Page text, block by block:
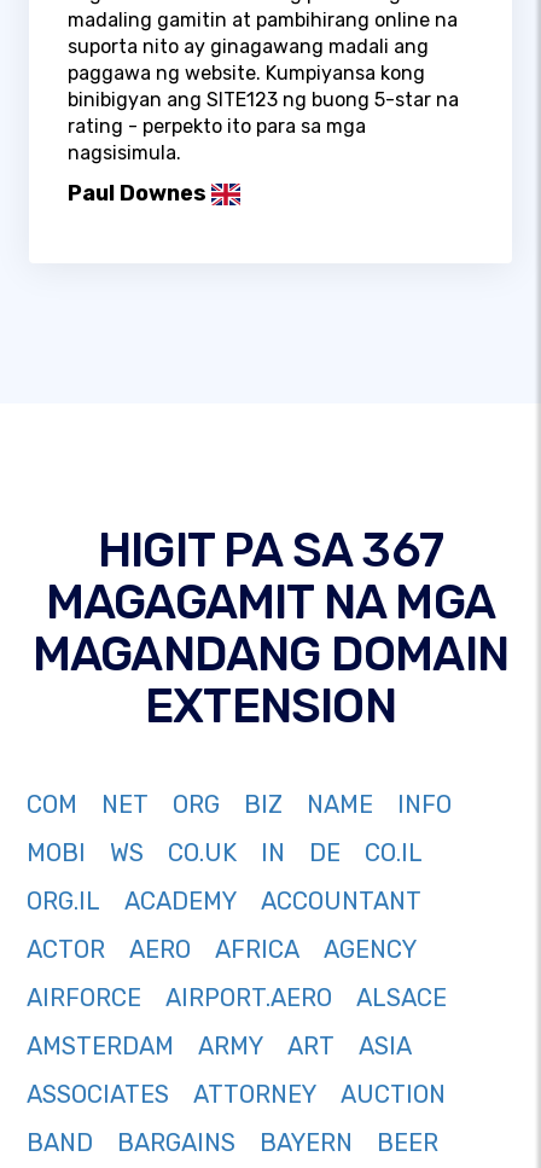
madaling gamitin at pambihirang online na
suporta nito ay ginagawang madali ang
paggawa ng website. Kumpiyansa kong
binibigyan ang SITE123 ng buong 5-star na
rating - perpekto ito para sa mga
nagsisimula.
Paul Downes
HIGIT PA SA 367
MAGAGAMIT NA MGA
MAGANDANG DOMAIN
EXTENSION
COM NET ORG BIZ NAME
INFO
MOBI
WS CO.UK IN DE
CO.IL
ORG.IL
ACADEMY
ACCOUNTANT
ACTOR
AERO AFRICA
AGENCY
AIRFORCE
AIRPORT.AERO
ALSACE
AMSTERDAM
ARMY ART
ASIA
ASSOCIATES
ATTORNEY
AUCTION
BAND
BARGAINS BAYERN
BEER